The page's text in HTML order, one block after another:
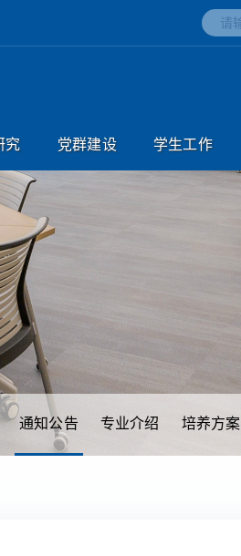
究 党群建设 学生工作
通知公告 专业介绍 培养方案